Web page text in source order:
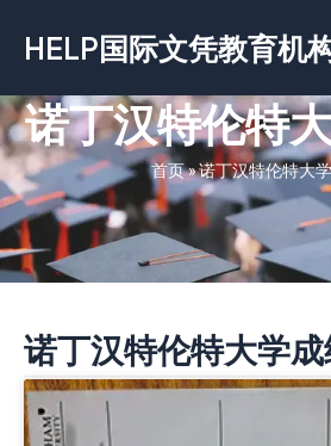
容
HELP国际文凭教育机
诺丁汉特伦特
首页»诺丁汉特伦特大
诺丁汉特伦特大学